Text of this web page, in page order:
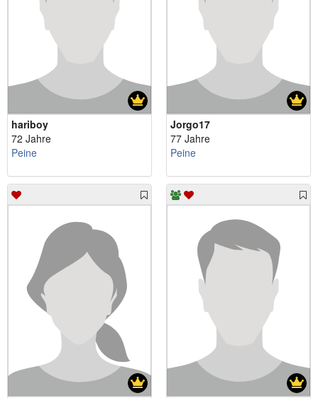
hariboy
72 Jahre
Peine
Jorgo17
77 Jahre
Peine